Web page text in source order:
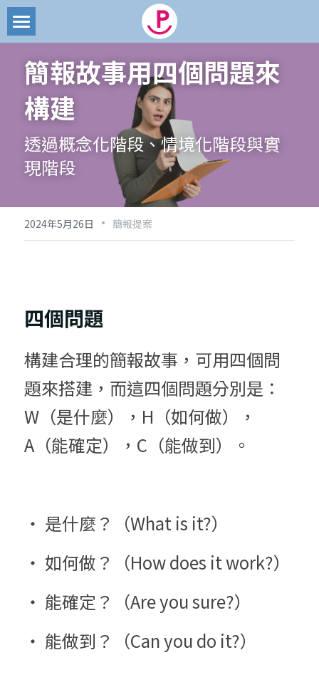
首頁
部落格
所有博客分類
創業募資
創業管理
品牌經營
商業模式
簡報提案
文章
簡報代製
搜索
email聯絡
簡報故事用四個問題來
構建
透過概念化階段、情境化階段與實
現階段
2024年5月26日 · 簡報提案
四個問題
構建合理的簡報故事，可用四個問
題來搭建，而這四個問題分別是：
W（是什麼），H（如何做），
A（能確定），C（能做到）。
‧ 是什麼？（What is it?）
‧ 如何做？（How does it work?）
‧ 能確定？（Are you sure?）
‧ 能做到？（Can you do it?）